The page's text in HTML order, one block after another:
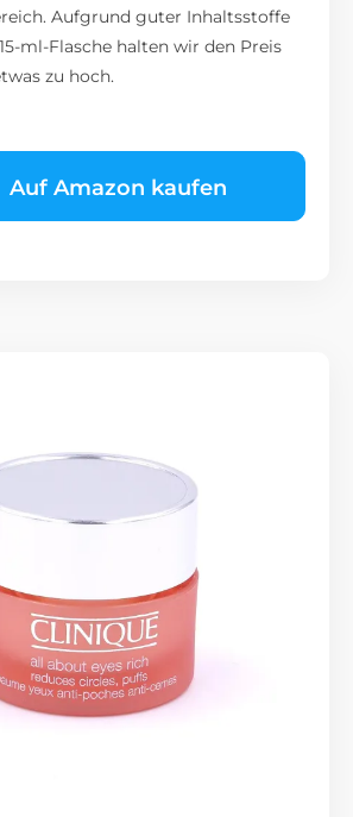
Aufgrund guter Inhaltsstoffe
ml-Flasche halten wir den Preis
zu hoch.
Auf Amazon kaufen